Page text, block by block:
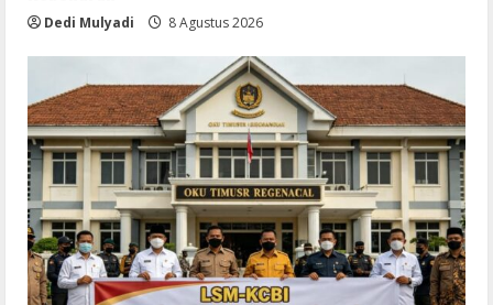
Dedi Mulyadi 8 Agustus 2026